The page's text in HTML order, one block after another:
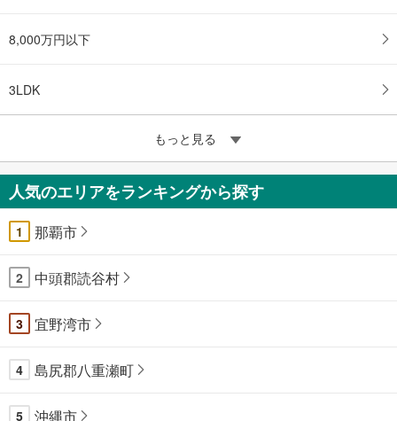
8,000万円以下
3LDK
もっと見る
人気のエリアをランキングから探す
1 那覇市
2 中頭郡読谷村
3 宜野湾市
4 島尻郡八重瀬町
5 沖縄市